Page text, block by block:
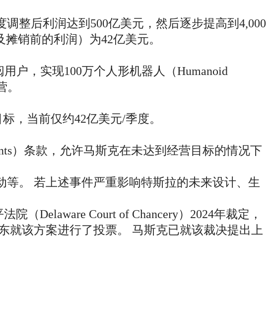
整后利润达到500亿美元，然后逐步提高到4,000
销前的利润）为42亿美元。
户，实现100万个人形机器人（Humanoid
，当前仅约42亿美元/季度。
）条款，允许马斯克在未达到经营目标的情况下
。 若上述事件严重影响特斯拉的未来设计、生
（Delaware Court of Chancery）2024年裁定，
就该方案进行了投票。 马斯克已就该裁决提出上